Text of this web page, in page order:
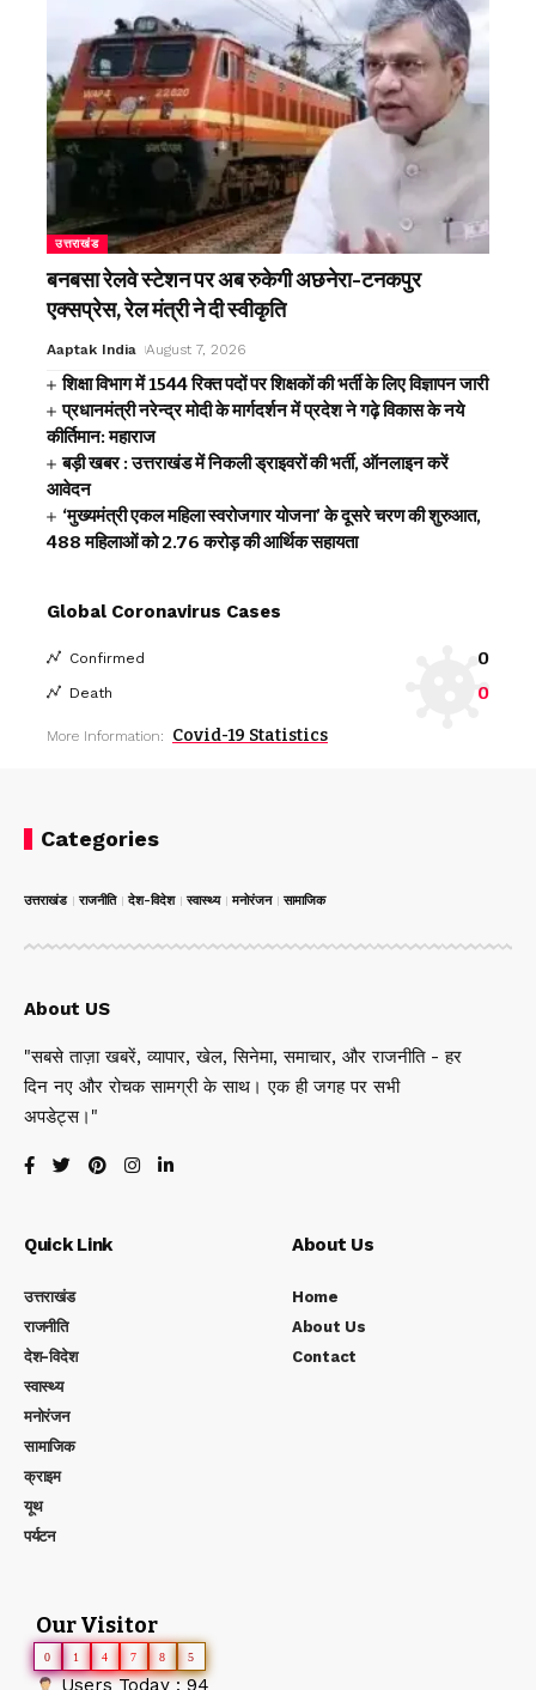
उत्तराखंड
बनबसा रेलवे स्टेशन पर अब रुकेगी अछनेरा-टनकपुर
एक्सप्रेस, रेल मंत्री ने दी स्वीकृति
Aaptak India August 7, 2026
शिक्षा विभाग में 1544 रिक्त पदों पर शिक्षकों की भर्ती के लिए विज्ञापन जारी
प्रधानमंत्री नरेन्द्र मोदी के मार्गदर्शन में प्रदेश ने गढ़े विकास के नये
कीर्तिमान: महाराज
बड़ी खबर : उत्तराखंड में निकली ड्राइवरों की भर्ती, ऑनलाइन करें
आवेदन
‘मुख्यमंत्री एकल महिला स्वरोजगार योजना’ के दूसरे चरण की शुरुआत,
488 महिलाओं को ₹2.76 करोड़ की आर्थिक सहायता
Global Coronavirus Cases
Confirmed 0
Death 0
More Information: Covid-19 Statistics
Categories
उत्तराखंड राजनीति देश-विदेश स्वास्थ्य मनोरंजन सामाजिक
About US
"सबसे ताज़ा खबरें, व्यापार, खेल, सिनेमा, समाचार, और राजनीति - हर
दिन नए और रोचक सामग्री के साथ। एक ही जगह पर सभी
अपडेट्स।"
Quick Link
उत्तराखंड
राजनीति
देश-विदेश
स्वास्थ्य
मनोरंजन
सामाजिक
क्राइम
यूथ
पर्यटन
About Us
Home
About Us
Contact
Our Visitor
0 1 4 7 8 5
Users Today : 94